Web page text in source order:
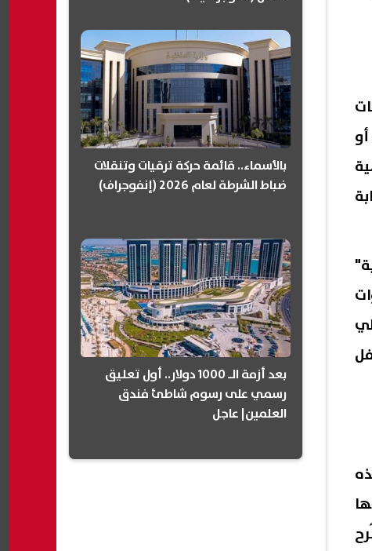
بالأسماء.. قائمة حركة ترقيات وتنقلات
ضباط الشرطة لعام 2026 (إنفوجراف)
بعد أزمة الـ 1000 دولار.. أول تعليق
رسمي على رسوم شاطئ فندق
العلمين| عاجل